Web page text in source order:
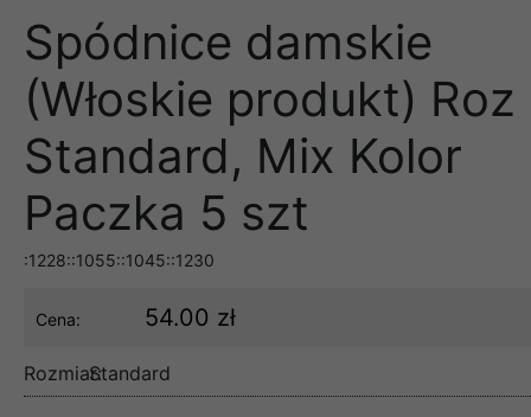
Spódnice damskie
(Włoskie produkt) Roz
Standard, Mix Kolor
Paczka 5 szt
:1228::1055::1045::1230
Cena: 54.00 zł
Rozmiar:Standard